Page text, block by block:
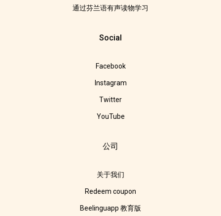
通过芬兰语有声读物学习
Social
Facebook
Instagram
Twitter
YouTube
公司
关于我们
Redeem coupon
Beelinguapp 教育版